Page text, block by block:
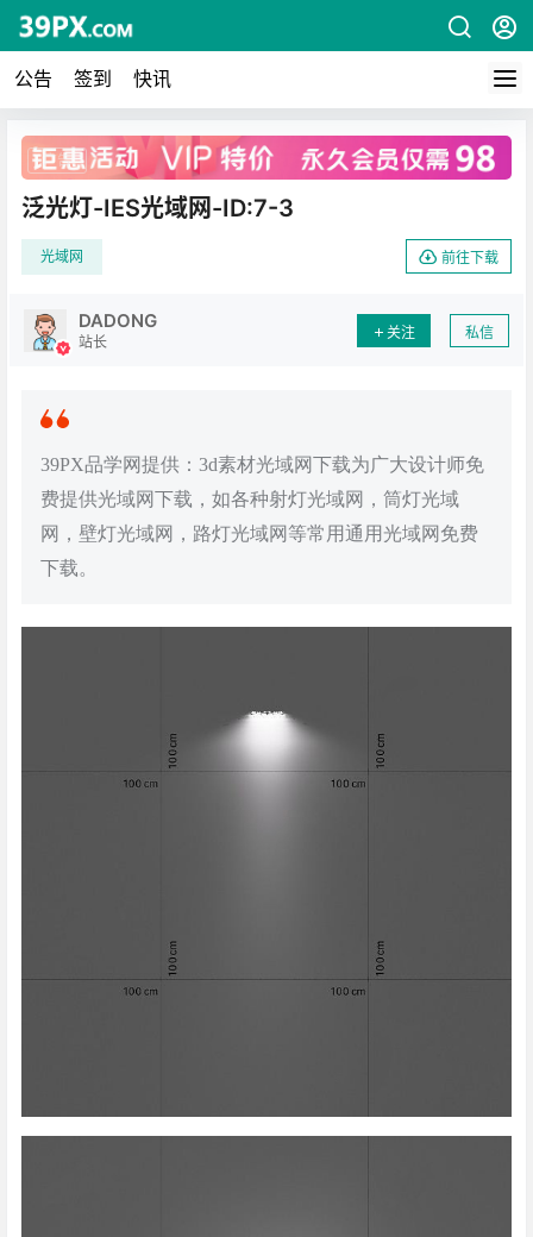
公告 签到 快讯
广告
泛光灯-IES光域网-ID:7-3
光域网 前往下载
DADONG
站长
关注 私信
39PX品学网提供：3d素材光域网下载为广大设计师免
费提供光域网下载，如各种射灯光域网，筒灯光域
网，壁灯光域网，路灯光域网等常用通用光域网免费
下载。